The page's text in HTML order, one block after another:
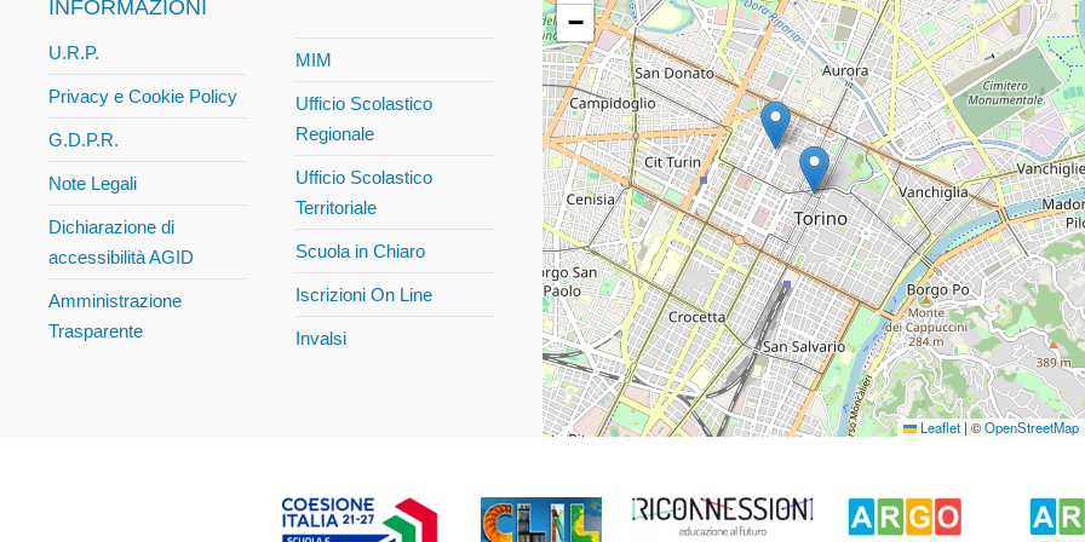
INFORMAZIONI
U.R.P.
Privacy e Cookie Policy
G.D.P.R.
Note Legali
Dichiarazione di
accessibilità AGID
Amministrazione
Trasparente
MIM
Ufficio Scolastico
Regionale
Ufficio Scolastico
Territoriale
Scuola in Chiaro
Iscrizioni On Line
Invalsi
−
Leaflet | ©OpenStreetMap